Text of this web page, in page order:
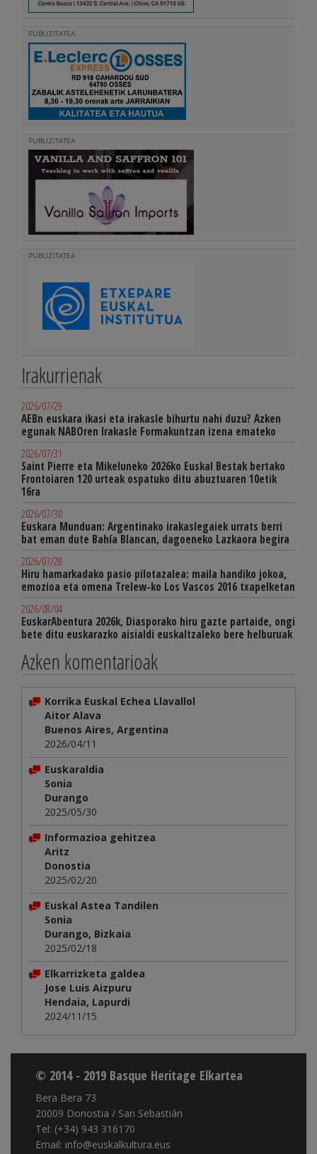
PUBLIZITATEA
PUBLIZITATEA
PUBLIZITATEA
Irakurrienak
2026/07/29
AEBn euskara ikasi eta irakasle bihurtu nahi duzu? Azken
egunak NABOren Irakasle Formakuntzan izena emateko
2026/07/31
Saint Pierre eta Mikeluneko 2026ko Euskal Bestak bertako
Frontoiaren 120 urteak ospatuko ditu abuztuaren 10etik
16ra
2026/07/30
Euskara Munduan: Argentinako irakaslegaiek urrats berri
bat eman dute Bahía Blancan, dagoeneko Lazkaora begira
2026/07/28
Hiru hamarkadako pasio pilotazalea: maila handiko jokoa,
emozioa eta omena Trelew-ko Los Vascos 2016 txapelketan
2026/08/04
EuskarAbentura 2026k, Diasporako hiru gazte partaide, ongi
bete ditu euskarazko aisialdi euskaltzaleko bere helburuak
Azken komentarioak
Korrika Euskal Echea Llavallol
Aitor Alava
Buenos Aires, Argentina
2026/04/11
Euskaraldia
Sonia
Durango
2025/05/30
Informazioa gehitzea
Aritz
Donostia
2025/02/20
Euskal Astea Tandilen
Sonia
Durango, Bizkaia
2025/02/18
Elkarrizketa galdea
Jose Luis Aizpuru
Hendaia, Lapurdi
2024/11/15
© 2014 - 2019 Basque Heritage Elkartea
Bera Bera 73
20009 Donostia / San Sebastián
Tel: (+34) 943 316170
Email: info@euskalkultura.eus